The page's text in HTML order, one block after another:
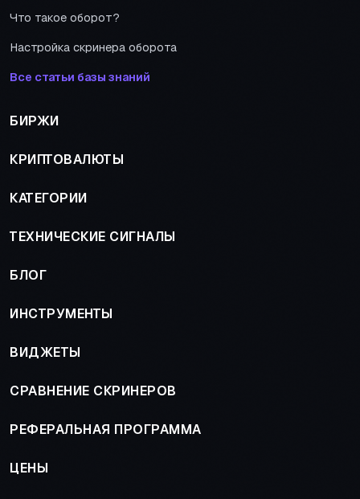
Что такое оборот?
Настройка скринера оборота
Все статьи базы знаний
БИРЖИ
КРИПТОВАЛЮТЫ
КАТЕГОРИИ
ТЕХНИЧЕСКИЕ СИГНАЛЫ
БЛОГ
ИНСТРУМЕНТЫ
ВИДЖЕТЫ
СРАВНЕНИЕ СКРИНЕРОВ
РЕФЕРАЛЬНАЯ ПРОГРАММА
ЦЕНЫ